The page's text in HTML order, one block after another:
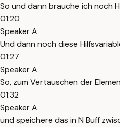
So und dann brauche ich noch
01:20
Speaker A
Und dann noch diese
01:27
Speaker A
So, zum Vertauschen der
01:32
Speaker A
und speichere das in N Buff